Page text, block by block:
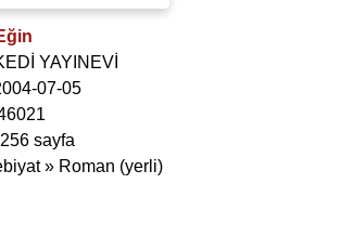
YAYINEVİ
07-05
sayfa
» Roman (yerli)